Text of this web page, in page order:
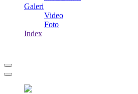
Galeri
Video
Foto
Index